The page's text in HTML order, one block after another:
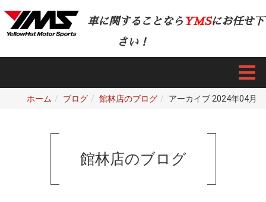
車に関することなら YMSにお任せ下
さい！
ホーム ブログ 館林店のブログ アーカイブ 2024年04月
館林店のブログ